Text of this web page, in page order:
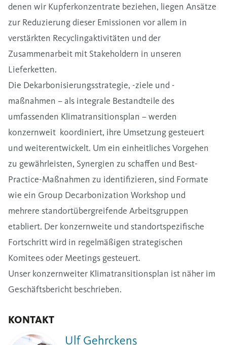
denen wir Kupferkonzentrate beziehen, liegen Ansätze
zur Reduzierung dieser Emissionen vor allem in
verstärkten Recyclingaktivitäten und der
Zusammenarbeit mit Stakeholdern in unseren
Lieferketten.
Die Dekarbonisierungsstrategie, -ziele und -
maßnahmen – als integrale Bestandteile des
umfassenden Klimatransitionsplan – werden
konzernweit koordiniert, ihre Umsetzung gesteuert
und weiterentwickelt. Um ein einheitliches Vorgehen
zu gewährleisten, Synergien zu schaffen und Best-
Practice-Maßnahmen zu identifizieren, sind Formate
wie ein Group Decarbonization Workshop und
mehrere standortübergreifende Arbeitsgruppen
etabliert. Der konzernweite und standortspezifische
Fortschritt wird in regelmäßigen strategischen
Komitees oder Meetings gesteuert.
Unser konzernweiter Klimatransitionsplan ist näher im
Geschäftsbericht beschrieben.
KONTAKT
Ulf Gehrckens